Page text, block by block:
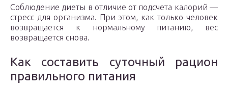
Соблюдение диеты в отличие от подсчета калорий —
стресс для организма. При этом, как только человек
возвращается к нормальному питанию, вес
возвращается снова.
Как составить суточный рацион
правильного питания